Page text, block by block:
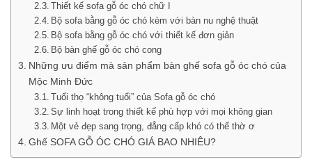
Thiết kế sofa gỗ óc chó chữ I
Bộ sofa bằng gỗ óc chó kèm với bàn nu nghệ thuật
Bộ sofa bằng gỗ óc chó với thiết kế đơn giản
Bộ bàn ghế gỗ óc chó cong
Những ưu điểm mà sản phẩm bàn ghế sofa gỗ óc chó của
Mộc Minh Đức
Tuổi thọ “không tuổi” của Sofa gỗ óc chó
Sự linh hoạt trong thiết kế phù hợp với mọi không gian
Một vẻ đẹp sang trọng, đẳng cấp khó có thể thờ ơ
Ghế SOFA GỖ ÓC CHÓ GIÁ BAO NHIÊU?